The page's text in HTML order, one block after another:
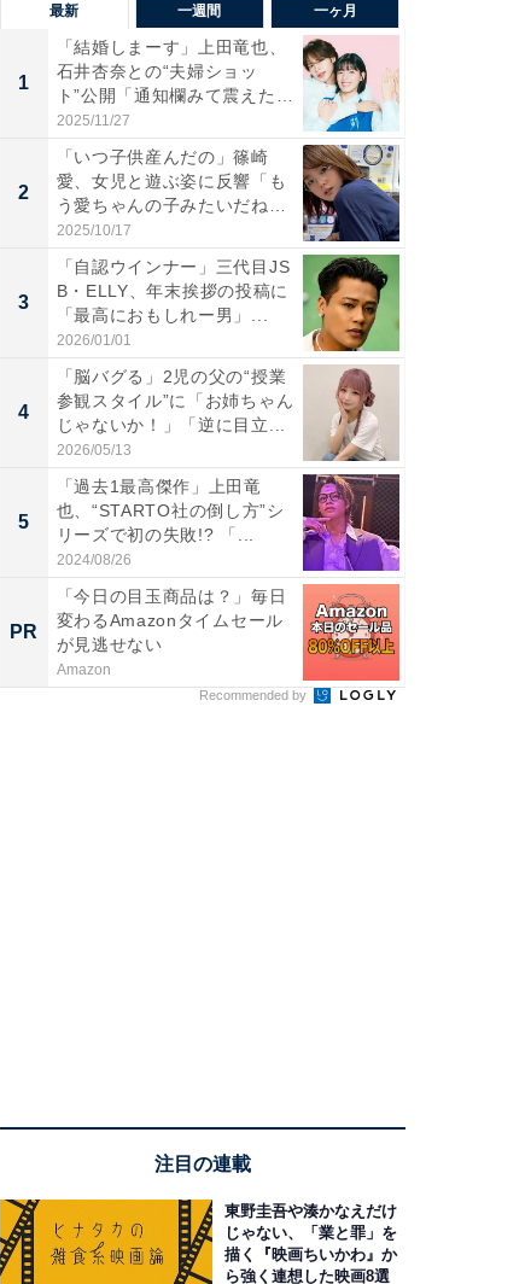
最新 一週間 一ヶ月
1
「結婚しまーす」上田竜也、
石井杏奈との“夫婦ショッ
ト”公開「通知欄みて震えた」
「...
2025/11/27
2
「いつ子供産んだの」篠崎
愛、女児と遊ぶ姿に反響「も
う愛ちゃんの子みたいだね」
「完...
2025/10/17
3
「自認ウインナー」三代目JS
B・ELLY、年末挨拶の投稿に
「最高におもしれー男」...
2026/01/01
4
「脳バグる」2児の父の“授業
参観スタイル”に「お姉ちゃん
じゃないか！」「逆に目立...
2026/05/13
5
「過去1最高傑作」上田竜
也、“STARTO社の倒し方”シ
リーズで初の失敗!? 「...
2024/08/26
PR
「今日の目玉商品は？」毎日
変わるAmazonタイムセール
が見逃せない
Amazon
Recommended by
注目の連載
東野圭吾や湊かなえだけ
じゃない、「業と罪」を
描く『映画ちいかわ』か
ら強く連想した映画8選